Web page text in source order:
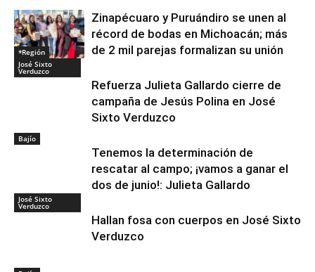
*Región
Zinapécuaro y Puruándiro se unen al
récord de bodas en Michoacán; más
de 2 mil parejas formalizan su unión
José Sixto
Verduzco
Refuerza Julieta Gallardo cierre de
campaña de Jesús Polina en José
Sixto Verduzco
Bajío
Tenemos la determinación de
rescatar al campo; ¡vamos a ganar el
dos de junio!: Julieta Gallardo
José Sixto
Verduzco
Hallan fosa con cuerpos en José Sixto
Verduzco